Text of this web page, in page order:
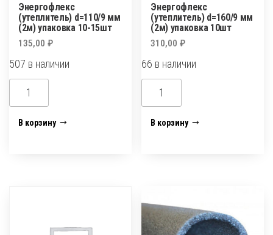
Энергофлекс
(утеплитель) d=110/9 мм
(2м) упаковка 10-15шт
135,00 ₽
507 в наличии
Количество
товара
Энергофлекс
В корзину
Энергофлекс
(утеплитель) d=160/9 мм
(2м) упаковка 10шт
310,00₽
66 в наличии
Количество
товара
Энергофлекс
упаковка
10шт
В корзину